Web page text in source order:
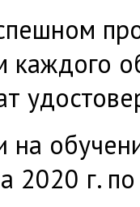
каждого
на
2020 г.